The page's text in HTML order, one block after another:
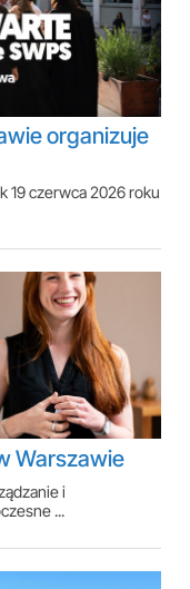
organizuje
19 czerwca 2026 roku
Warszawie
i
...